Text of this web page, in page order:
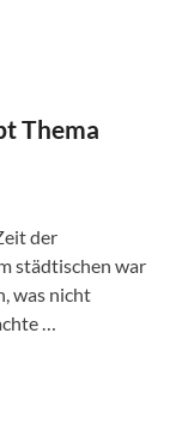
Thema
der
städtischen war
was nicht
…